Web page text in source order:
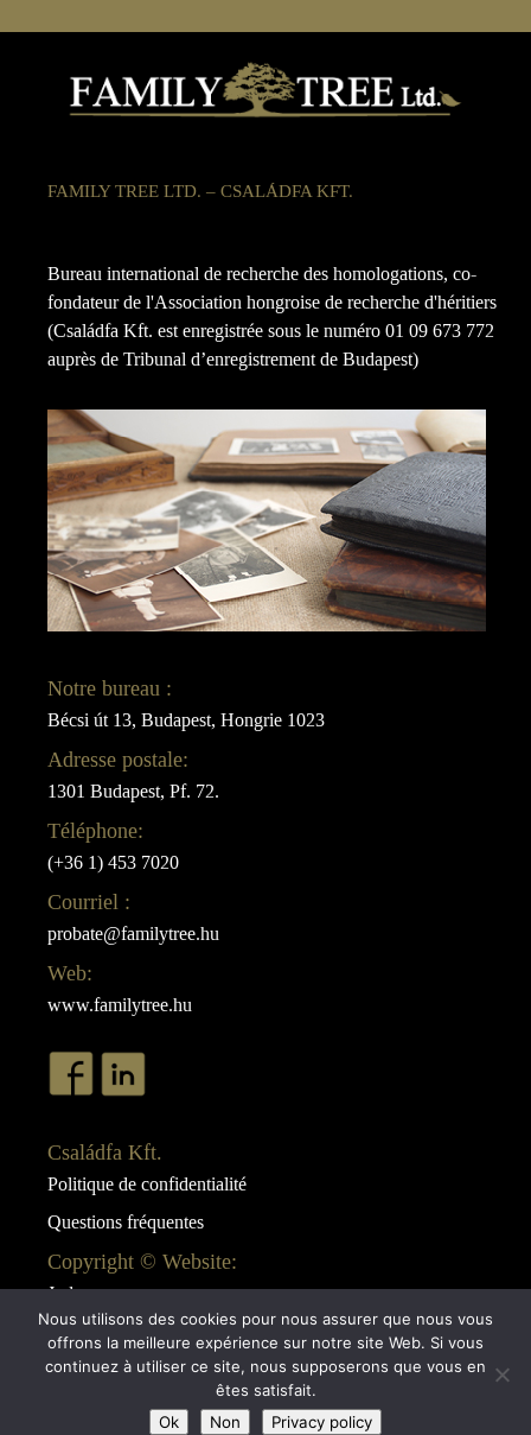
FAMILY TREE LTD. – CSALÁDFA KFT.
Bureau international de recherche des homologations, co-
fondateur de l'Association hongroise de recherche d'héritiers
(Családfa Kft. est enregistrée sous le numéro 01 09 673 772
auprès de Tribunal d’enregistrement de Budapest)
Notre bureau :
Bécsi út 13, Budapest, Hongrie 1023
Adresse postale:
1301 Budapest, Pf. 72.
Téléphone:
(+36 1) 453 7020
Courriel :
probate@familytree.hu
Web:
www.familytree.hu
Családfa Kft.
Politique de confidentialité
Questions fréquentes
Copyright © Website:
Juda
Webdesign:
AB Design
Nous utilisons des cookies pour nous assurer que nous vous
offrons la meilleure expérience sur notre site Web. Si vous
continuez à utiliser ce site, nous supposerons que vous en
êtes satisfait.
Ok
Non Privacy policy